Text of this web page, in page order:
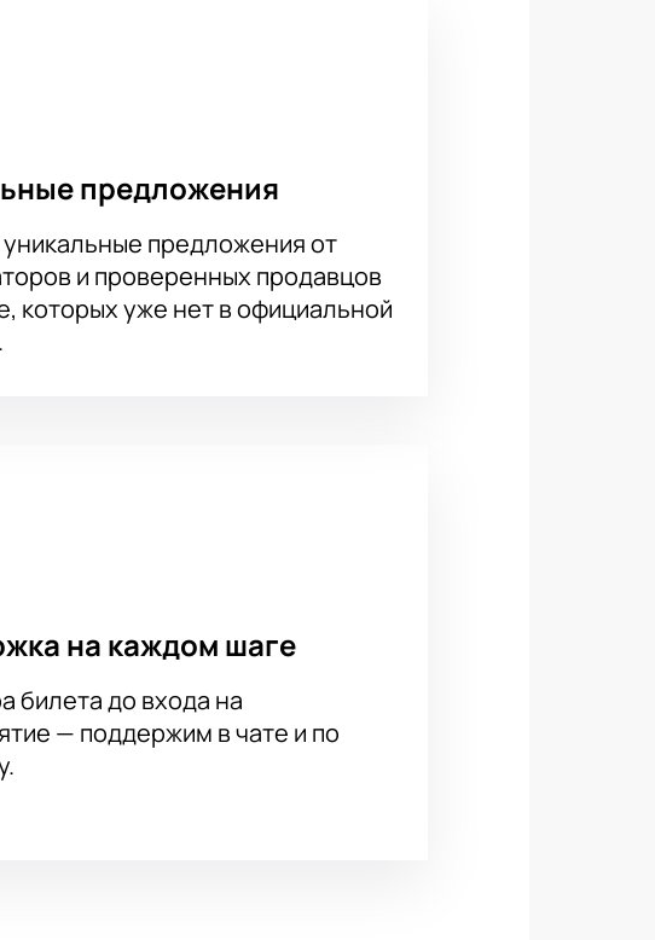
предложения
предложения от
и проверенных продавцов
которых уже нет в официальной
на каждом шаге
билета до входа на
— поддержим в чате и по